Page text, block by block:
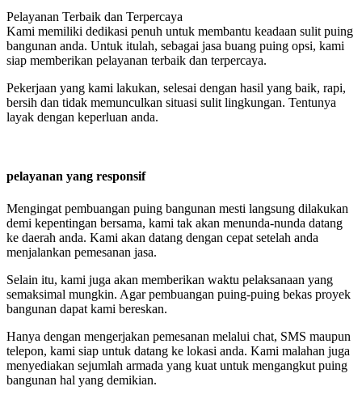
Pelayanan Terbaik dan Terpercaya
Kami memiliki dedikasi penuh untuk membantu keadaan sulit puing
bangunan anda. Untuk itulah, sebagai jasa buang puing opsi, kami
siap memberikan pelayanan terbaik dan terpercaya.
Pekerjaan yang kami lakukan, selesai dengan hasil yang baik, rapi,
bersih dan tidak memunculkan situasi sulit lingkungan. Tentunya
layak dengan keperluan anda.
pelayanan yang responsif
Mengingat pembuangan puing bangunan mesti langsung dilakukan
demi kepentingan bersama, kami tak akan menunda-nunda datang
ke daerah anda. Kami akan datang dengan cepat setelah anda
menjalankan pemesanan jasa.
Selain itu, kami juga akan memberikan waktu pelaksanaan yang
semaksimal mungkin. Agar pembuangan puing-puing bekas proyek
bangunan dapat kami bereskan.
Hanya dengan mengerjakan pemesanan melalui chat, SMS maupun
telepon, kami siap untuk datang ke lokasi anda. Kami malahan juga
menyediakan sejumlah armada yang kuat untuk mengangkut puing
bangunan hal yang demikian.